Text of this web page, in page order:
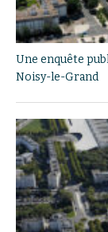
Une enquête
Noisy-le-Grand